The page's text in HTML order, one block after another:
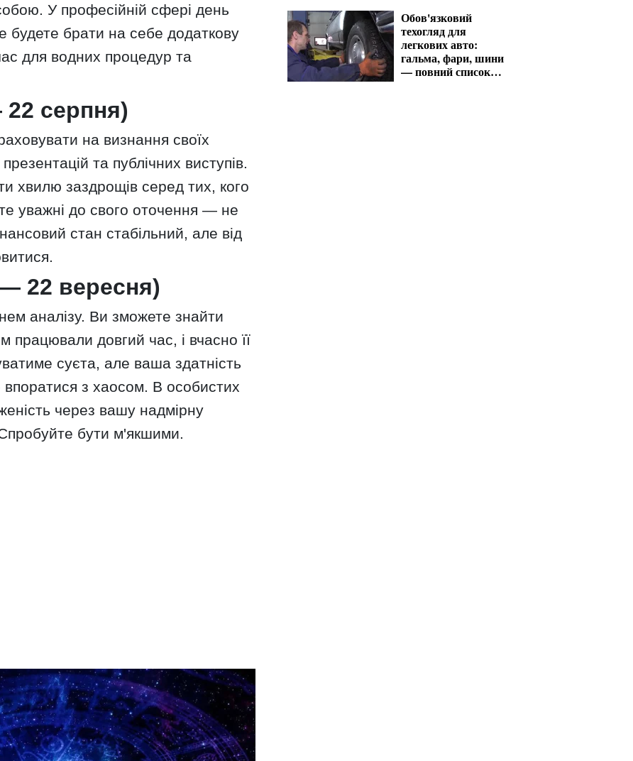
У професійній сфері день
будете брати на себе додаткову
для водних процедур та
серпня)
на визнання своїх
та публічних виступів.
хвилю заздрощів серед тих, кого
уважні до свого оточення — не
стан стабільний, але від
22 вересня)
аналізу. Ви зможете знайти
працювали довгий час, і вчасно її
суєта, але ваша здатність
з хаосом. В особистих
через вашу надмірну
бути м'якшими.
Обов'язковий
техогляд для
легкових авто:
гальма, фари, шини
— повний список